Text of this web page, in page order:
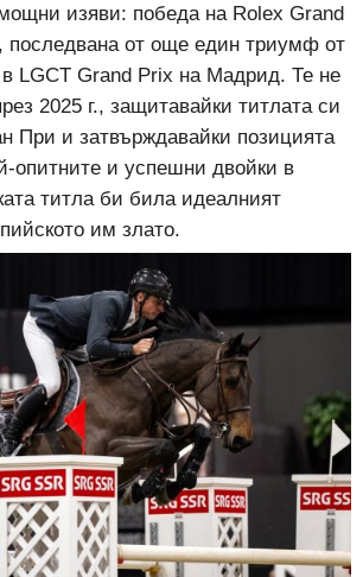
изяви: победа на Rolex Grand
последвана от още един триумф от
LGCT Grand Prix на Мадрид. Те не
2025 г., защитавайки титлата си
При и затвърждавайки позицията
опитните и успешни двойки в
титла би била идеалният
им злато.